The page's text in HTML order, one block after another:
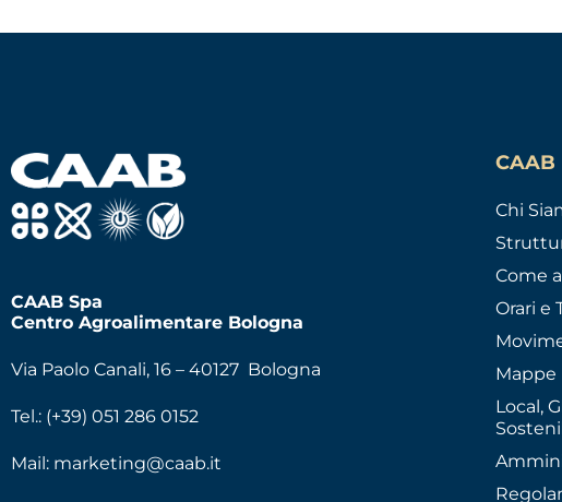
CAAB Spa
Centro Agroalimentare Bologna
Via Paolo Canali, 16 – 40127 Bologna
Tel.: (+39) 051 286 0152
Mail: marketing@caab.it
CAAB
Chi
Come
Orari e
Mappe
Local,